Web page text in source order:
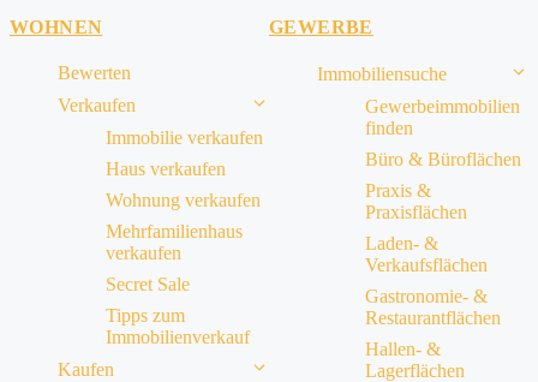
WOHNEN
Bewerten
Verkaufen
Immobilie verkaufen
Haus verkaufen
Wohnung verkaufen
Mehrfamilienhaus
verkaufen
Secret Sale
Tipps zum
Immobilienverkauf
Kaufen
GEWERBE
Immobiliensuche
Gewerbeimmobilien
finden
Büro & Büroflächen
Praxis &
Praxisflächen
Laden- &
Verkaufsflächen
Gastronomie- &
Restaurantflächen
Hallen- &
Lagerflächen